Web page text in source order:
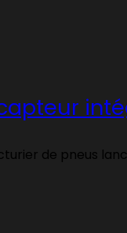
de pneus